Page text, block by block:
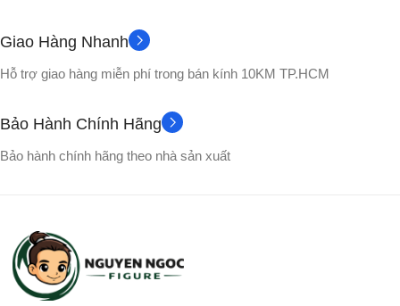
Giao Hàng Nhanh
Hỗ trợ giao hàng miễn phí trong bán kính 10KM TP.HCM
Bảo Hành Chính Hãng
Bảo hành chính hãng theo nhà sản xuất